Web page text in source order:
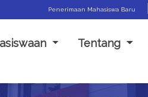
Penerimaan Mahasiswa Baru
Tentang